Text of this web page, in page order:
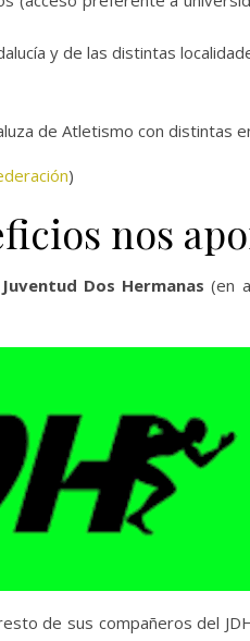
y de las distintas
de Atletismo con distintas
)
nos
Dos Hermanas (en
de sus compañeros del